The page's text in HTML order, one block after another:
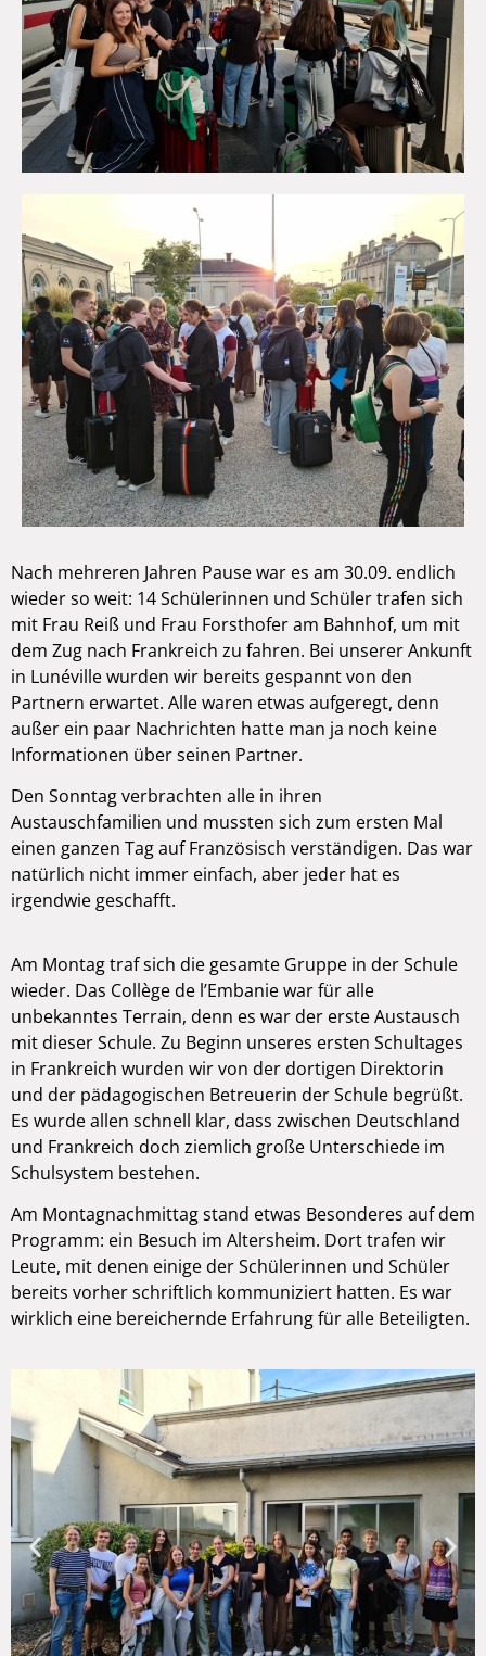
Nach mehreren Jahren Pause war es am 30.09. endlich
wieder so weit: 14 Schülerinnen und Schüler trafen sich
mit Frau Reiß und Frau Forsthofer am Bahnhof, um mit
dem Zug nach Frankreich zu fahren. Bei unserer Ankunft
in Lunéville wurden wir bereits gespannt von den
Partnern erwartet. Alle waren etwas aufgeregt, denn
außer ein paar Nachrichten hatte man ja noch keine
Informationen über seinen Partner.
Den Sonntag verbrachten alle in ihren
Austauschfamilien und mussten sich zum ersten Mal
einen ganzen Tag auf Französisch verständigen. Das war
natürlich nicht immer einfach, aber jeder hat es
irgendwie geschafft.
Am Montag traf sich die gesamte Gruppe in der Schule
wieder. Das Collège de l’Embanie war für alle
unbekanntes Terrain, denn es war der erste Austausch
mit dieser Schule. Zu Beginn unseres ersten Schultages
in Frankreich wurden wir von der dortigen Direktorin
und der pädagogischen Betreuerin der Schule begrüßt.
Es wurde allen schnell klar, dass zwischen Deutschland
und Frankreich doch ziemlich große Unterschiede im
Schulsystem bestehen.
Am Montagnachmittag stand etwas Besonderes auf dem
Programm: ein Besuch im Altersheim. Dort trafen wir
Leute, mit denen einige der Schülerinnen und Schüler
bereits vorher schriftlich kommuniziert hatten. Es war
wirklich eine bereichernde Erfahrung für alle Beteiligten.